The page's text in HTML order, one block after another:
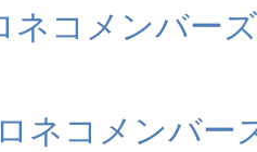
ネコメンバーズ
ネコメンバー